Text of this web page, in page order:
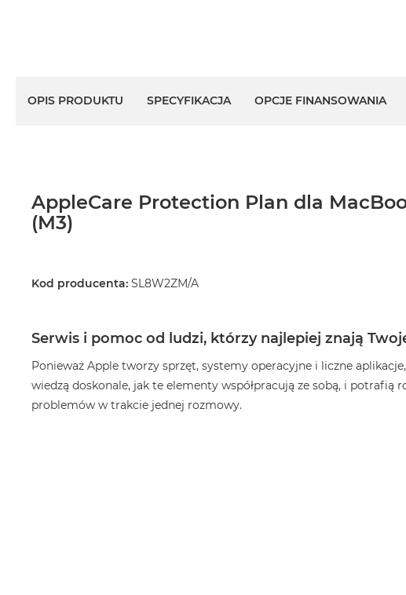
OPIS PRODUKTU SPECYFIKACJA OPCJE FINANSOWANIA
AppleCare Protection Plan dla
(M3)
Kod producenta: SL8W2ZM/A
Serwis i pomoc od ludzi, którzy najlepiej znają
Ponieważ Apple tworzy sprzęt, systemy operacyjne i liczne
wiedzą doskonale, jak te elementy współpracują ze sobą, i potrafią
problemów w trakcie jednej rozmowy.